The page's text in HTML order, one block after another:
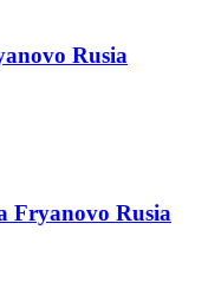
Rusia
Fryanovo Rusia